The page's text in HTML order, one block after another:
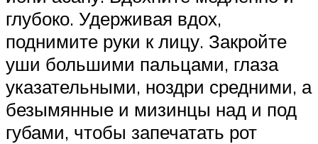
глубоко. Удерживая вдох,
поднимите руки к лицу. Закройте
уши большими пальцами, глаза
указательными, ноздри средними, а
безымянные и мизинцы над и под
губами, чтобы запечатать рот